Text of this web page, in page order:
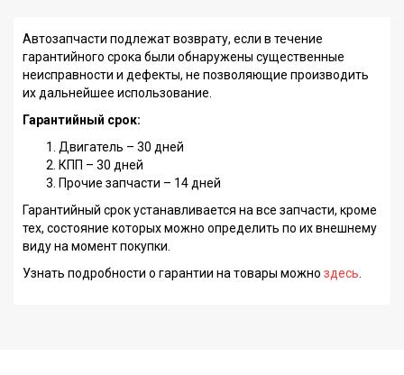
Автозапчасти подлежат возврату, если в течение
гарантийного срока были обнаружены существенные
неисправности и дефекты, не позволяющие производить
их дальнейшее использование.
Гарантийный срок:
Двигатель – 30 дней
КПП – 30 дней
Прочие запчасти – 14 дней
Гарантийный срок устанавливается на все запчасти, кроме
тех, состояние которых можно определить по их внешнему
виду на момент покупки.
Узнать подробности о гарантии на товары можно здесь.